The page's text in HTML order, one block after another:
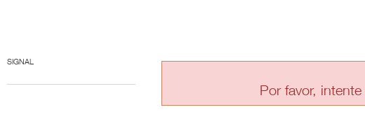
SIGNAL
Por favor,